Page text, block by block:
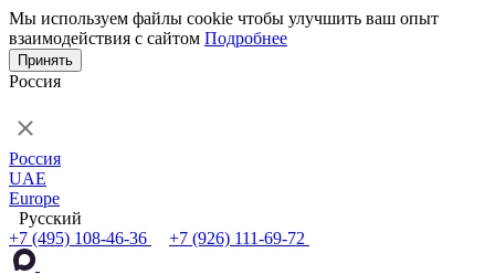
Мы используем файлы cookie чтобы улучшить ваш опыт
взаимодействия с сайтом Подробнее
Принять
Россия
Россия
UAE
Europe
Русский
+7 (495) 108-46-36
+7 (926) 111-69-72